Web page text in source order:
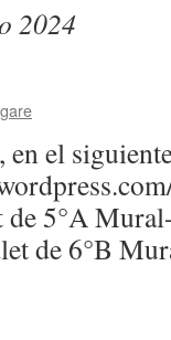
2024
el
5°A
de 6°B